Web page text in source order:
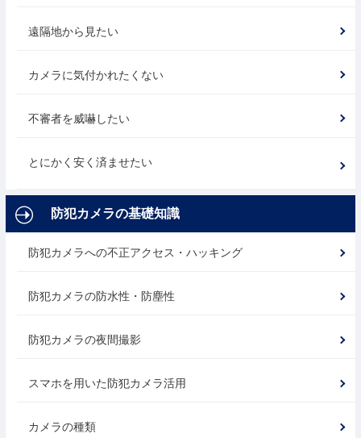
遠隔地から見たい
カメラに気付かれたくない
不審者を威嚇したい
とにかく安く済ませたい
防犯カメラの基礎知識
防犯カメラへの不正アクセス・ハッキング
防犯カメラの防水性・防塵性
防犯カメラの夜間撮影
スマホを用いた防犯カメラ活用
カメラの種類